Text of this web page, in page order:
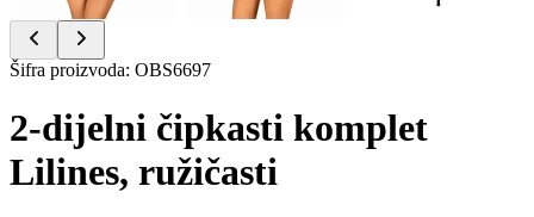
Item
of
4
Šifra proizvoda: OBS6697
2-dijelni čipkasti komplet
Lilines, ružičasti